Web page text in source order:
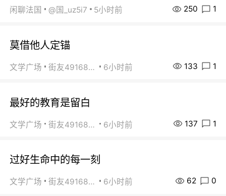
闲聊法国 @国_uz5i7 5小时前 250 1
莫借他人定锚
文学广场 街友49168527 6小时前 133 1
最好的教育是留白
文学广场 街友49168527 6小时前 137 1
过好生命中的每一刻
文学广场 街友49168527 6小时前 62 0